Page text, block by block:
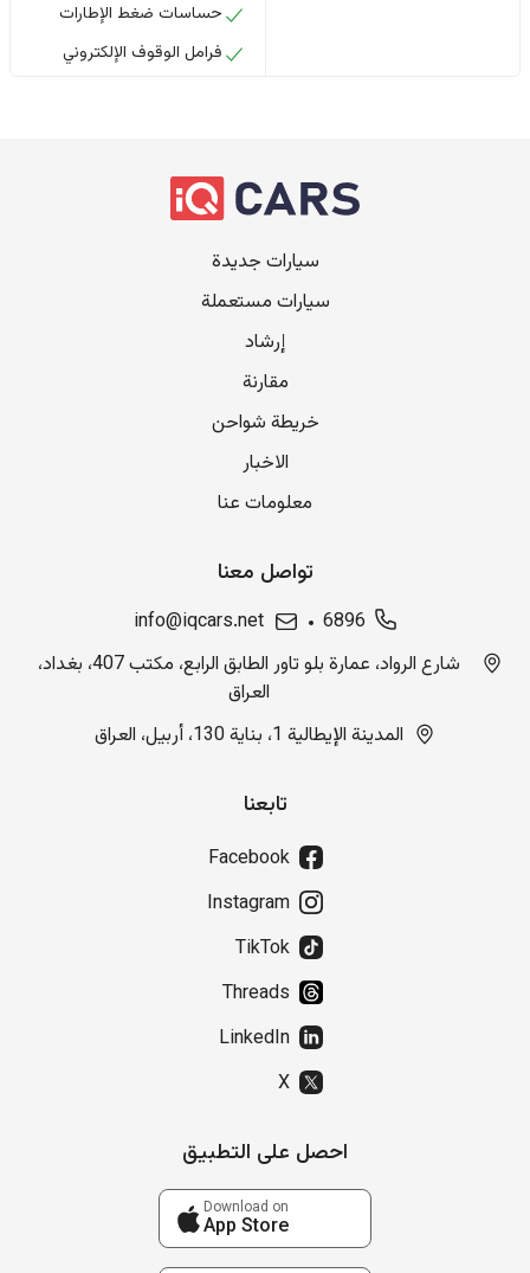
حساسات ضغط الإطارات
فرامل الوقوف الإلكتروني
سيارات جديدة
سيارات مستعملة
إرشاد
مقارنة
خريطة شواحن
الاخبار
معلومات عنا
تواصل معنا
6896
info@iqcars.net
شارع الرواد، عمارة بلو تاور الطابق الرابع، مكتب 407، بغداد،
العراق
المدينة الإيطالية 1، بناية 130، أربيل، العراق
تابعنا
Facebook
Instagram
TikTok
Threads
LinkedIn
X
احصل على التطبيق
Download on
App Store